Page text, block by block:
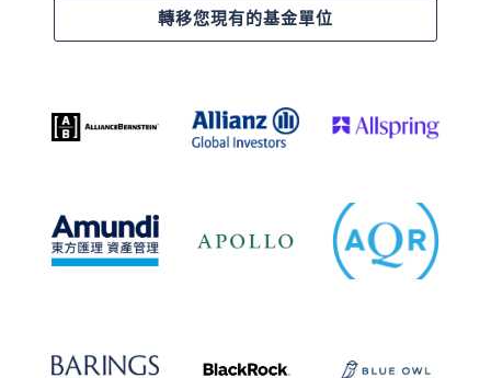
轉移您現有的基金單位